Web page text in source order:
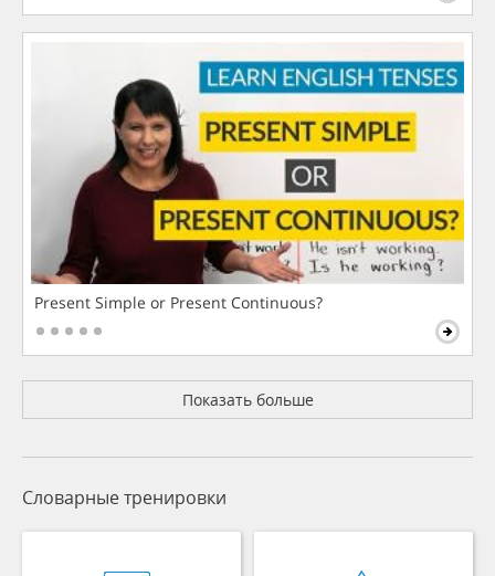
Present Simple or Present Continuous?
Показать больше
Словарные тренировки